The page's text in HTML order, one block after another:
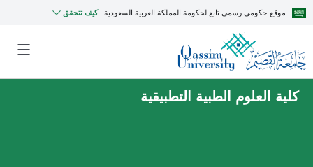
موقع حكومي رسمي تابع لحكومة المملكة العربية السعودية كيف تتحقق
كلية العلوم الطبية التطبيقية